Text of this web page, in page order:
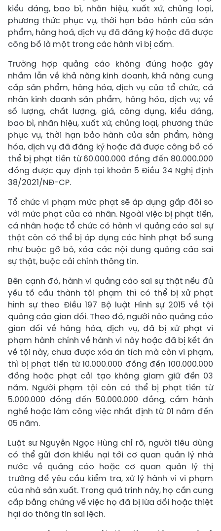
kiểu dáng, bao bì, nhãn hiệu, xuất xứ, chủng loại,
phương thức phục vụ, thời hạn bảo hành của sản
phẩm, hàng hoá, dịch vụ đã đăng ký hoặc đã được
công bố là một trong các hành vi bị cấm.
Trường hợp quảng cáo không đúng hoặc gây
nhầm lẫn về khả năng kinh doanh, khả năng cung
cấp sản phẩm, hàng hóa, dịch vụ của tổ chức, cá
nhân kinh doanh sản phẩm, hàng hóa, dịch vụ; về
số lượng, chất lượng, giá, công dụng, kiểu dáng,
bao bì, nhãn hiệu, xuất xứ, chủng loại, phương thức
phục vụ, thời hạn bảo hành của sản phẩm, hàng
hóa, dịch vụ đã đăng ký hoặc đã được công bố có
thể bị phạt tiền từ 60.000.000 đồng đến 80.000.000
đồng được quy định tại khoản 5 Điều 34 Nghị định
38/2021/NĐ-CP.
Tổ chức vi phạm mức phạt sẽ áp dụng gấp đôi so
với mức phạt của cá nhân. Ngoài việc bị phạt tiền,
cá nhân hoặc tổ chức có hành vi quảng cáo sai sự
thật còn có thể bị áp dụng các hình phạt bổ sung
như buộc gỡ bỏ, xóa các nội dung quảng cáo sai
sự thật, buộc cải chính thông tin.
Bên cạnh đó, hành vi quảng cáo sai sự thật nếu đủ
yếu tố cấu thành tội phạm thì có thể bị xử phạt
hình sự theo Điều 197 Bộ luật Hình sự 2015 về tội
quảng cáo gian dối. Theo đó, người nào quảng cáo
gian dối về hàng hóa, dịch vụ, đã bị xử phạt vi
phạm hành chính về hành vi này hoặc đã bị kết án
về tội này, chưa được xóa án tích mà còn vi phạm,
thì bị phạt tiền từ 10.000.000 đồng đến 100.000.000
đồng hoặc phạt cải tạo không giam giữ đến 03
năm. Người phạm tội còn có thể bị phạt tiền từ
5.000.000 đồng đến 50.000.000 đồng, cấm hành
nghề hoặc làm công việc nhất định từ 01 năm đến
05 năm.
Luật sư Nguyễn Ngọc Hùng chỉ rõ, người tiêu dùng
có thể gửi đơn khiếu nại tới cơ quan quản lý nhà
nước về quảng cáo hoặc cơ quan quản lý thị
trường để yêu cầu kiểm tra, xử lý hành vi vi phạm
của nhà sản xuất. Trong quá trình này, họ cần cung
cấp bằng chứng về việc họ đã bị lừa dối hoặc thiệt
hại do thông tin sai lệch.